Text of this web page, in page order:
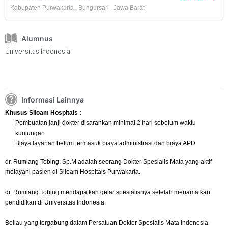
Kabupaten Purwakarta , Bungursari , Jawa Barat
Alumnus
Universitas Indonesia
Informasi Lainnya
Khusus Siloam Hospitals :
Pembuatan janji dokter disarankan minimal 2 hari sebelum waktu
kunjungan
Biaya layanan belum termasuk biaya administrasi dan biaya APD
dr. Rumiang Tobing, Sp.M adalah seorang Dokter Spesialis Mata yang aktif
melayani pasien di Siloam Hospitals Purwakarta.
dr. Rumiang Tobing mendapatkan gelar spesialisnya setelah menamatkan
pendidikan di Universitas Indonesia.
Beliau yang tergabung dalam Persatuan Dokter Spesialis Mata Indonesia